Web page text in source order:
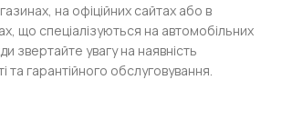
на офіційних сайтах або в
що спеціалізуються на автомобільних
звертайте увагу на наявність
та гарантійного обслуговування.